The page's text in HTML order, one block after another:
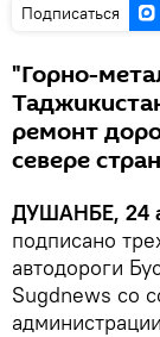
Подписаться
"Горно-
ремонт
севере
ДУШАНБЕ, 24
подписано
автодороги
Sugdnews со